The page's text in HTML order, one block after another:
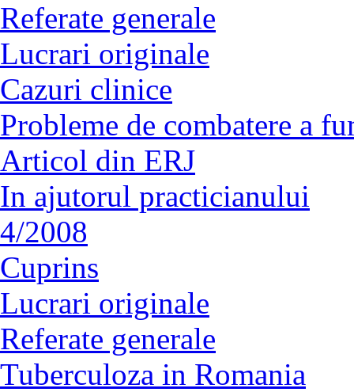
Referate generale
Lucrari originale
Cazuri clinice
Probleme de combatere a
Articol din ERJ
In ajutorul practicianului
4/2008
Cuprins
Lucrari originale
Referate generale
Tuberculoza in Romania